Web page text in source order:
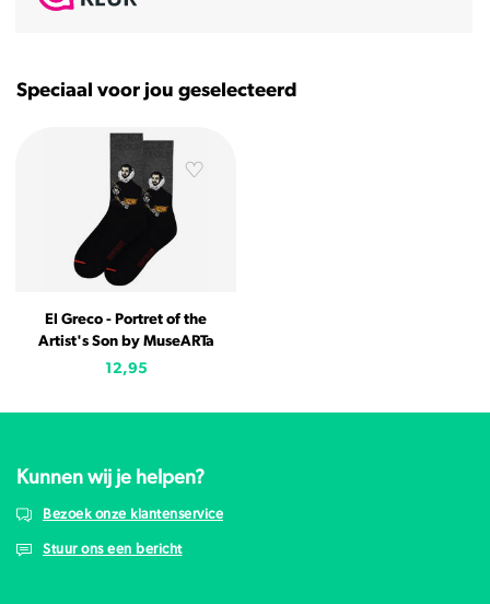
Speciaal voor jou geselecteerd
El Greco - Portret of the
Artist's Son by MuseARTa
12,95
Kunnen wij je helpen?
Bezoek onze klantenservice
Stuur ons een bericht